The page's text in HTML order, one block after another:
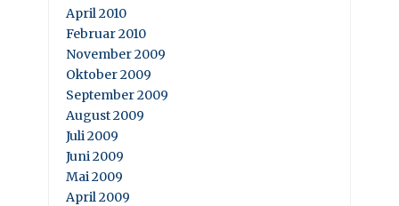
April 2010
Februar 2010
November 2009
Oktober 2009
September 2009
August 2009
Juli 2009
Juni 2009
Mai 2009
April 2009